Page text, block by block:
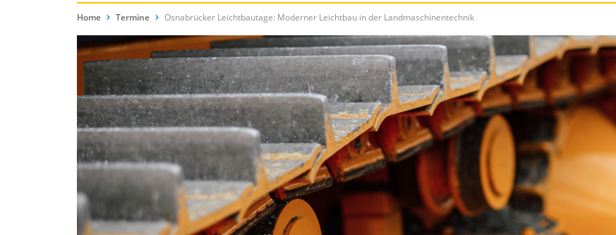
Home Termine Osnabrücker Leichtbautage: Moderner Leichtbau in der Landmaschinentechnik